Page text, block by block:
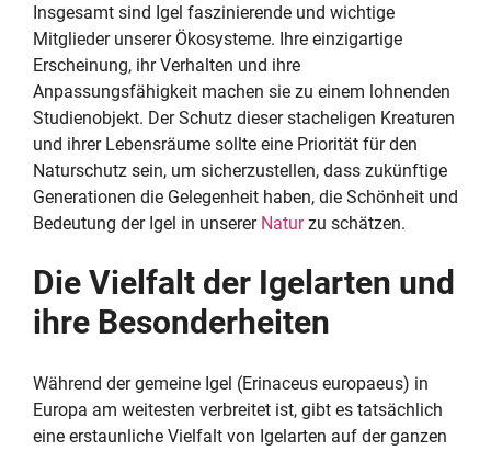
Insgesamt sind Igel faszinierende und wichtige
Mitglieder unserer Ökosysteme. Ihre einzigartige
Erscheinung, ihr Verhalten und ihre
Anpassungsfähigkeit machen sie zu einem lohnenden
Studienobjekt. Der Schutz dieser stacheligen Kreaturen
und ihrer Lebensräume sollte eine Priorität für den
Naturschutz sein, um sicherzustellen, dass zukünftige
Generationen die Gelegenheit haben, die Schönheit und
Bedeutung der Igel in unserer Naturzu schätzen.
Die Vielfalt der Igelarten und
ihre Besonderheiten
Während der gemeine Igel (Erinaceus europaeus) in
Europa am weitesten verbreitet ist, gibt es tatsächlich
eine erstaunliche Vielfalt von Igelarten auf der ganzen